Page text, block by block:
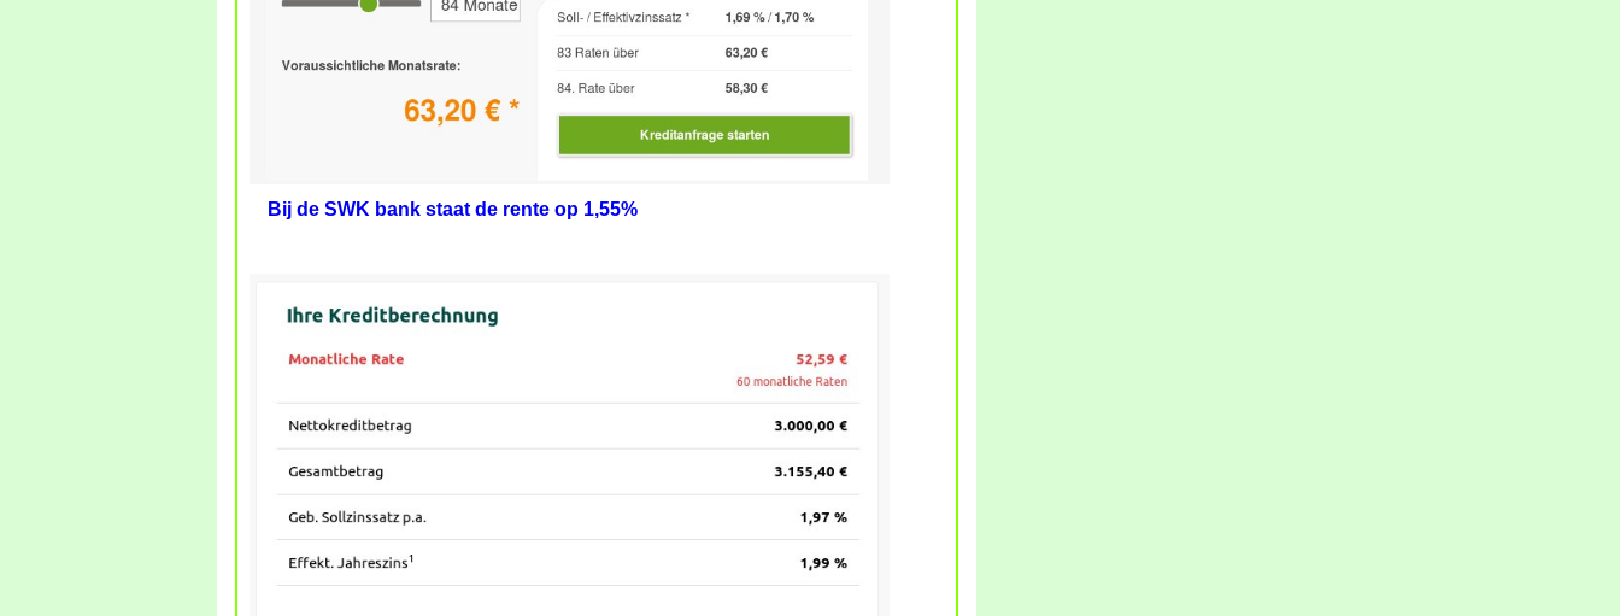
Bij de SWK bank staat de rente op 1,55%